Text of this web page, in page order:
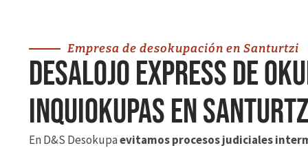
Empresa de desokupación en Santurtzi
Desalojo Express de
Inquiokupas en
En D&S Desokupaevitamos procesos judiciales